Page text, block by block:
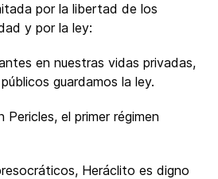
por la libertad de los
y por la ley:
en nuestras vidas privadas,
guardamos la ley.
Pericles, el primer régimen
Heráclito es digno